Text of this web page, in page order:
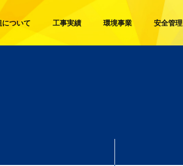
ついて 工事実績 環境事業 安全管理